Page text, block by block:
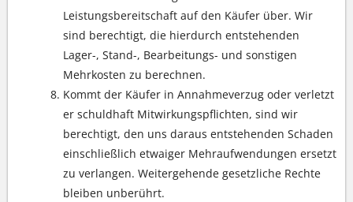
Leistungsbereitschaft auf den Käufer über. Wir
sind berechtigt, die hierdurch entstehenden
Lager-, Stand-, Bearbeitungs- und sonstigen
Mehrkosten zu berechnen.
Kommt der Käufer in Annahmeverzug oder verletzt
er schuldhaft Mitwirkungspflichten, sind wir
berechtigt, den uns daraus entstehenden Schaden
einschließlich etwaiger Mehraufwendungen ersetzt
zu verlangen. Weitergehende gesetzliche Rechte
bleiben unberührt.